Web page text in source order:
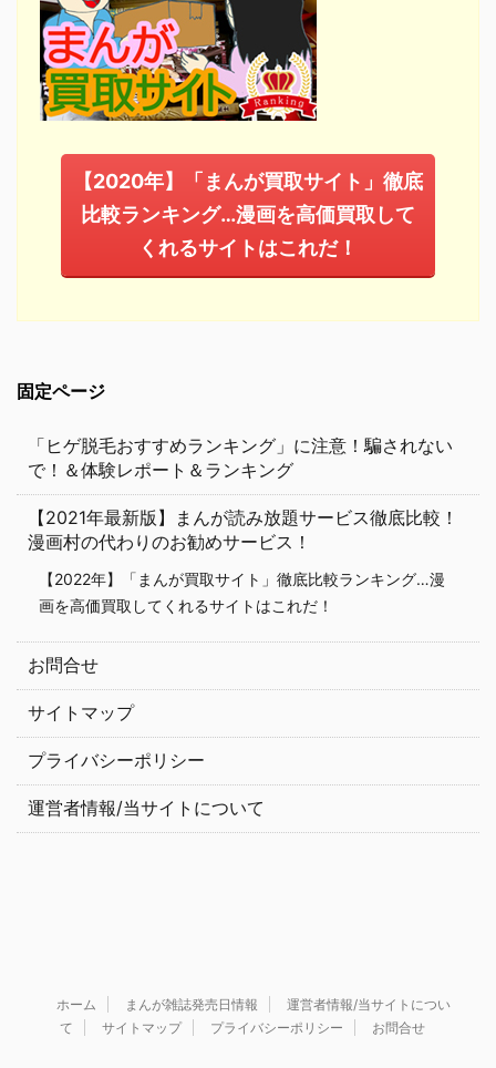
【2020年】「まんが買取サイト」徹底
比較ランキング…漫画を高価買取して
くれるサイトはこれだ！
固定ページ
「ヒゲ脱毛おすすめランキング」に注意！騙されない
で！＆体験レポート＆ランキング
【2021年最新版】まんが読み放題サービス徹底比較！
漫画村の代わりのお勧めサービス！
【2022年】「まんが買取サイト」徹底比較ランキング…漫
画を高価買取してくれるサイトはこれだ！
お問合せ
サイトマップ
プライバシーポリシー
運営者情報/当サイトについて
ホーム まんが雑誌発売日情報
運営者情報/当サイトについ
て
サイトマップ プライバシーポリシー お問合せ